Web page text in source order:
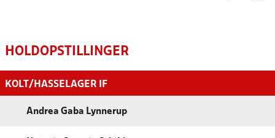
HOLDOPSTILLINGER
KOLT/HASSELAGER IF
Andrea Gaba Lynnerup